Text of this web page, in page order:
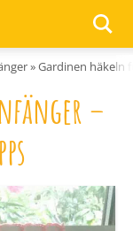
»Gardinen häkeln
–